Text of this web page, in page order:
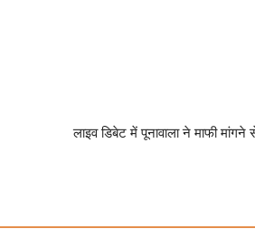
लाइव डिबेट में पूनावाला ने माफी